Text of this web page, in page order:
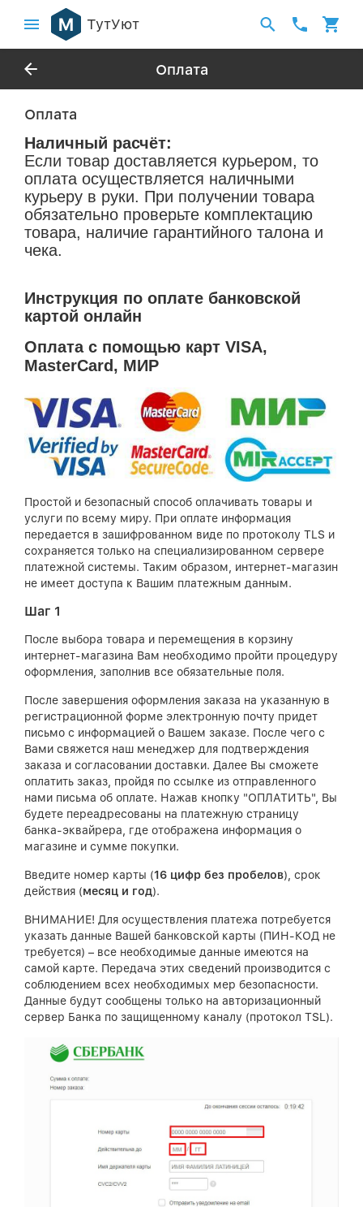
ТутУют
Оплата
Оплата
Наличный расчёт:
Если товар доставляется курьером, то
оплата осуществляется наличными
курьеру в руки. При получении товара
обязательно проверьте комплектацию
товара, наличие гарантийного талона и
чека.
Инструкция по оплате банковской
картой онлайн
Оплата с помощью карт VISA,
MasterCard, МИР
Простой и безопасный способ оплачивать товары и
услуги по всему миру. При оплате информация
передается в зашифрованном виде по протоколу TLS и
сохраняется только на специализированном сервере
платежной системы. Таким образом, интернет-магазин
не имеет доступа к Вашим платежным данным.
Шаг 1
После выбора товара и перемещения в корзину
интернет-магазина Вам необходимо пройти процедуру
оформления, заполнив все обязательные поля.
После завершения оформления заказа на указанную в
регистрационной форме электронную почту придет
письмо с информацией о Вашем заказе. После чего с
Вами свяжется наш менеджер для подтверждения
заказа и согласовании доставки. Далее Вы сможете
оплатить заказ, пройдя по ссылке из отправленного
нами письма об оплате. Нажав кнопку "ОПЛАТИТЬ", Вы
будете переадресованы на платежную страницу
банка-эквайрера, где отображена информация о
магазине и сумме покупки.
Введите номер карты (16 цифр без пробелов), срок
действия (месяц и год).
ВНИМАНИЕ! Для осуществления платежа потребуется
указать данные Вашей банковской карты (ПИН-КОД не
требуется) – все необходимые данные имеются на
самой карте. Передача этих сведений производится с
соблюдением всех необходимых мер безопасности.
Данные будут сообщены только на авторизационный
сервер Банка по защищенному каналу (протокол TSL).